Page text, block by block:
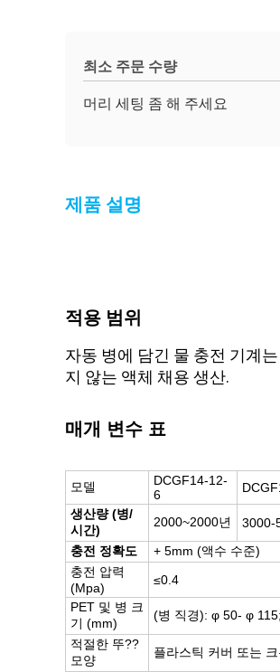
최소 주문 수량
머리 세팅 좀 해 주세요
제품 설명
적용 범위
자동 병에 담긴 물 충전 기계
지 않는 액체 채용 생산.
매개 변수 표
모델
DCGF14-12-
6
생산량 (병/
시간)
2000~2000년 3000-
충전 정확도
+ 5mm (액수 수준)
충전 압력
(Mpa)
≤0.4
PET 및 병 크
기 (mm)
(병 직경): φ 50- φ
적절한 뚜??
모양
플라스틱 커버 또는